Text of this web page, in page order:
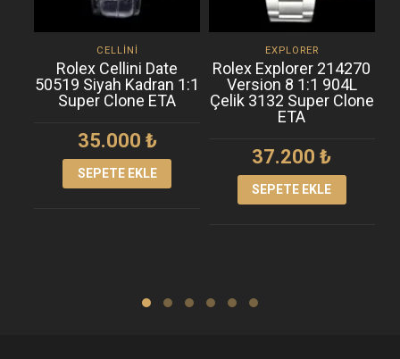
CELLINI
Rolex Cellini Date
50519 Siyah Kadran 1:1
Super Clone ETA
35.000 ₺
SEPETE EKLE
EXPLORER
Rolex Explorer 214270
Version 8 1:1 904L
Çelik 3132 Super Clone
ETA
37.200₺
SEPETE EKLE